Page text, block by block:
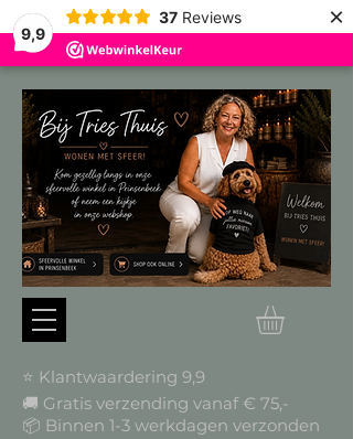
9,9
37 Reviews ×
⭐ Klantwaardering 9,9
🚚 Gratis verzending vanaf € 75,-
📦 Binnen 1-3 werkdagen verzonden